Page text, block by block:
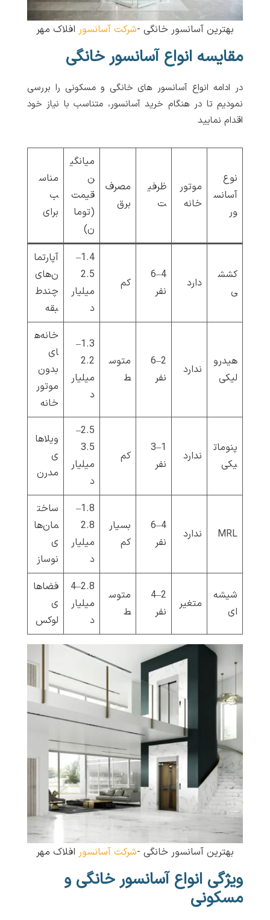
بهترین آسانسور خانگی -شرکت آسانسور افلاک مهر
مقایسه انواع آسانسور خانگی
در ادامه انواع آسانسور های خانگی و مسکونی را بررسی
نمودیم تا در هنگام خرید آسانسور، متناسب با نیاز خود
اقدام نمایید
نوع
آسانس
ور
موتور
خانه
ظرفی
ت
مصرف
برق
میانگی
ن
قیمت
(توما
ن)
مناس
ب
برای
کشش
ی
دارد
4–6
نفر
کم
1.4–
2.5
میلیار
د
آپارتما
ن‌های
چندط
بقه
هیدرو
لیکی
ندارد
2–6
نفر
متوس
ط
1.3–
2.2
میلیار
د
خانه‌ه
ای
بدون
موتور
خانه
پنومات
یکی
ندارد
1–3
نفر
کم
2.5–
3.5
میلیار
د
ویلاها
ی
مدرن
MRL ندارد
4–6
نفر
بسیار
کم
1.8–
2.8
میلیار
د
ساخت
مان‌ها
ی
نوساز
شیشه‌
ای
متغیر
2–4
نفر
متوس
ط
2.8–4
میلیار
د
فضاها
ی
لوکس
بهترین آسانسور خانگی -شرکت آسانسور افلاک مهر
ویژگی انواع آسانسور خانگی و
مسکونی